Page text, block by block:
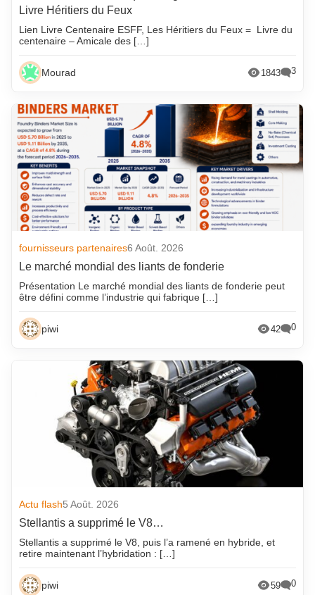
Livre Héritiers du Feux
Lien Livre Centenaire ESFF, Les Héritiers du Feux = Livre du
centenaire – Amicale des […]
Mourad 1843 3
fournisseurs partenaires6 Août. 2026
Le marché mondial des liants de fonderie
Présentation Le marché mondial des liants de fonderie peut
être défini comme l’industrie qui fabrique […]
piwi 42 0
Actu flash5 Août. 2026
Stellantis a supprimé le V8…
Stellantis a supprimé le V8, puis l’a ramené en hybride, et
retire maintenant l’hybridation : […]
piwi 59 0